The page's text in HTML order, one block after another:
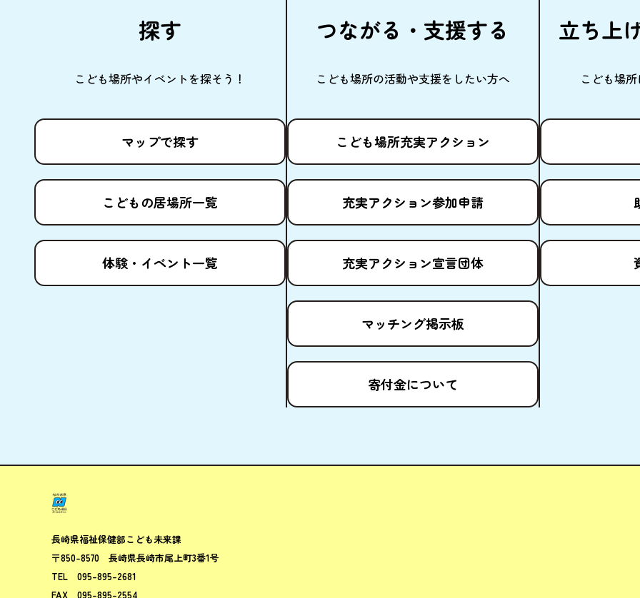
探す
こども場所やイベントを探そう！
マップで探す
こどもの居場所一覧
体験 ・イベント一覧
つながる・ 支援する
こども場所の活動や支援をしたい方へ
こども場所充実アクション
充実アクション参加申請
充実アクション宣言団体
マッチング掲示板
寄付金について
立ち上
こども場所
長崎県福祉保健部こども未来課
〒850-8570 長崎県長崎市尾上町3番1号
TEL 095-895-2681
FAX 095-895-2554